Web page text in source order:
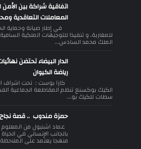
اتفاقية شراكة بين
المعاملات التعاقدية
في إطار صيانة وحماية
للمغاربة، و تنفيذا للتوجيهات الملكية
الملك محمد السادس...
الدار البيضاء تحتضن
رياضة الكيوان
كازا بوست : تحت اشراف
الكيك بوكسنغ تنظم المقاطعة الجماعية
سطات للكيك بو...
حمزة مندوب .. قصة نجاح
عماد اشنيول من المعلوم
بالجانب الإنساني في
منهجا يعتمد على